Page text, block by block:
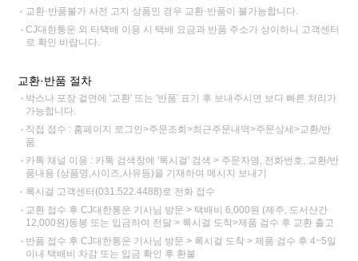
교환·반품불가 사전 고지 상품인 경우 교환·반품이 불가능합니다.
CJ대한통운 외 타택배 이용 시 택배 요금과 반품 주소가 상이하니 고객센터
로 확인 바랍니다.
교환·반품 절차
박스나 포장 겉면에 '교환' 또는 '반품' 표기 후 보내주시면 보다 빠른 처리가
가능합니다.
직접 접수 : 홈페이지 로그인>주문조회>최근주문내역>주문상세>교환/반
품
카톡 채널 이용 : 카톡 검색창에 '록시걸' 검색 > 주문자명, 전화번호, 교환/반
품내용 (상품명,사이즈,사유등)을 기재하여 메시지 보내기
록시걸 고객센터(031.522.4488)로 전화 접수
교환 접수 후 CJ대한통운 기사님 방문 > 택배비 6,000원 (제주, 도서산간
12,000원)동봉 또는 입금하여 전달 > 록시걸 도착>제품 검수 후 교환 출고
반품 접수 후 CJ대한통운 기사님 방문 > 록시걸 도착 > 제품 검수 후 4~5일
이내 택배비 차감 또는 입금 확인 후 환불